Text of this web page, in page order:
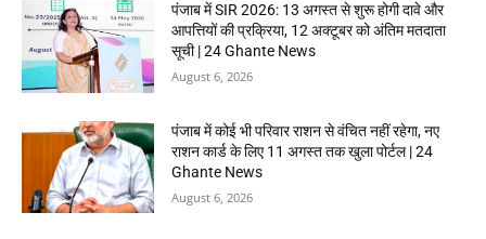
पंजाब में SIR 2026: 13 अगस्त से शुरू होगी दावे और
आपत्तियों की प्रक्रिया, 12 अक्टूबर को अंतिम मतदाता
सूची | 24 Ghante News
August 6, 2026
पंजाब में कोई भी परिवार राशन से वंचित नहीं रहेगा, नए
राशन कार्ड के लिए 11 अगस्त तक खुला पोर्टल | 24
Ghante News
August 6, 2026